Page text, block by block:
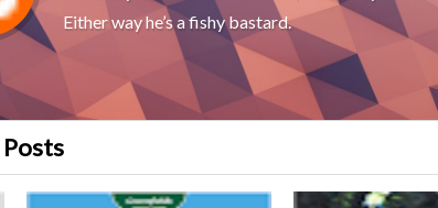
Either way he’s a fishy bastard.